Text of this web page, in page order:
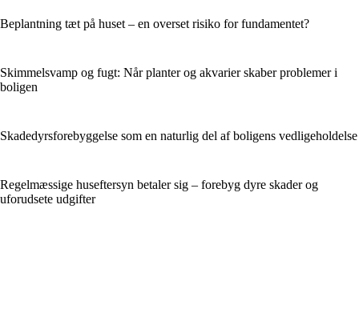
Beplantning tæt på huset – en overset risiko for fundamentet?
Skimmelsvamp og fugt: Når planter og akvarier skaber problemer i
boligen
Skadedyrsforebyggelse som en naturlig del af boligens vedligeholdelse
Regelmæssige huseftersyn betaler sig – forebyg dyre skader og
uforudsete udgifter